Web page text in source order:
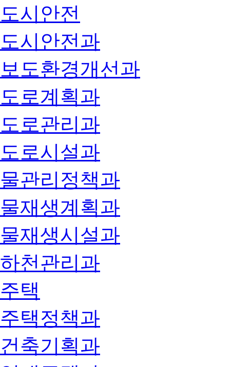
도시안전
도시안전과
보도환경개선과
도로계획과
도로관리과
도로시설과
물관리정책과
물재생계획과
물재생시설과
하천관리과
주택
주택정책과
건축기획과